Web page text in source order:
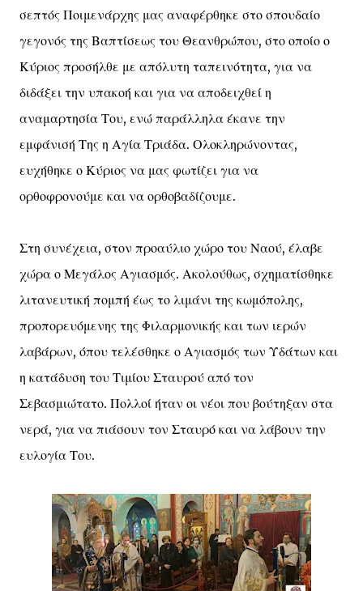
σεπτός Ποιμενάρχης μας αναφέρθηκε στο σπουδαίο
γεγονός της Βαπτίσεως του Θεανθρώπου, στο οποίο ο
Κύριος προσήλθε με απόλυτη ταπεινότητα, για να
διδάξει την υπακοή και για να αποδειχθεί η
αναμαρτησία Του, ενώ παράλληλα έκανε την
εμφάνισή Της η Αγία Τριάδα. Ολοκληρώνοντας,
ευχήθηκε ο Κύριος να μας φωτίζει για να
ορθοφρονούμε και να ορθοβαδίζουμε.
Στη συνέχεια, στον προαύλιο χώρο του Ναού, έλαβε
χώρα ο Μεγάλος Αγιασμός. Ακολούθως, σχηματίσθηκε
λιτανευτική πομπή έως το λιμάνι της κωμόπολης,
προπορευόμενης της Φιλαρμονικής και των ιερών
λαβάρων, όπου τελέσθηκε ο Αγιασμός των Υδάτων και
η κατάδυση του Τιμίου Σταυρού από τον
Σεβασμιώτατο. Πολλοί ήταν οι νέοι που βούτηξαν στα
νερά, για να πιάσουν τον Σταυρό και να λάβουν την
ευλογία Του.